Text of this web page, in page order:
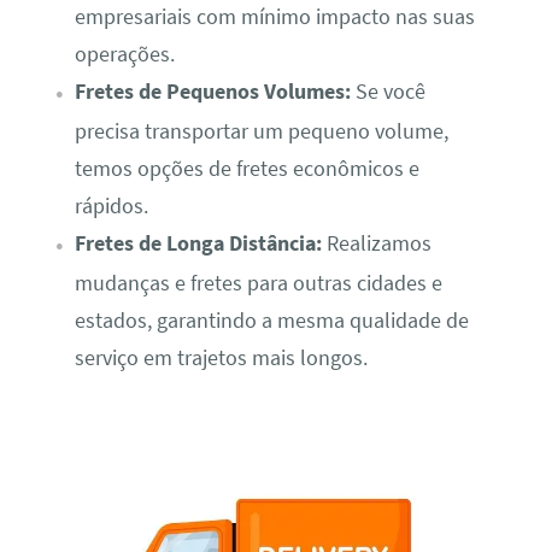
empresariais com mínimo impacto nas suas
operações.
Fretes de Pequenos Volumes:Se você
precisa transportar um pequeno volume,
temos opções de fretes econômicos e
rápidos.
Fretes de Longa Distância:Realizamos
mudanças e fretes para outras cidades e
estados, garantindo a mesma qualidade de
serviço em trajetos mais longos.